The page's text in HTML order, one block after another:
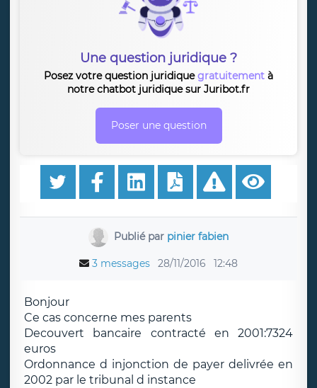
Une question juridique ?
Posez votre question juridiquegratuitement à
notre chatbot juridique sur Juribot.fr
Poser une question
Publié par pinier fabien
3 messages 28/11/2016 12:48
Bonjour
Ce cas concerne mes parents
Decouvert bancaire contracté en 2001:7324
euros
Ordonnance d injonction de payer delivrée en
2002 par le tribunal d instance